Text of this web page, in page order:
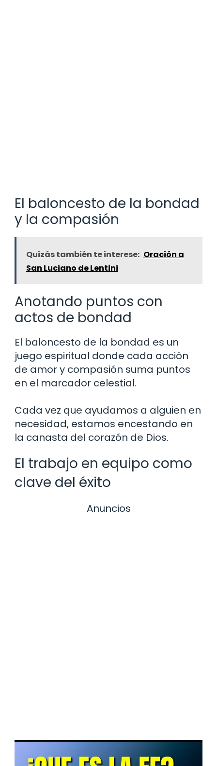
El baloncesto de la bondad
y la compasión
Quizás también te interese: Oración a
San Luciano de Lentini
Anotando puntos con
actos de bondad
El baloncesto de la bondad es un
juego espiritual donde cada acción
de amor y compasión suma puntos
en el marcador celestial.
Cada vez que ayudamos a alguien en
necesidad, estamos encestando en
la canasta del corazón de Dios.
El trabajo en equipo como
clave del éxito
Anuncios